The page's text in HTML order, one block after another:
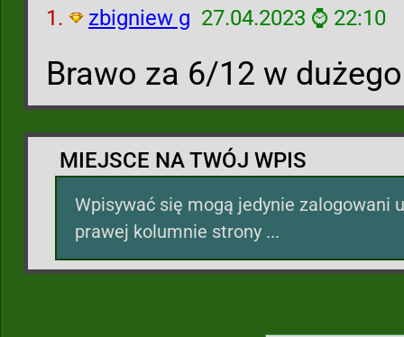
1. zbigniew g 27.04.2023 ⌚ 22:10
Brawo za 6/12 w dużego
MIEJSCE NA TWÓJ WPIS
Wpisywać się mogą jedynie zalogowani
prawej kolumnie strony ...